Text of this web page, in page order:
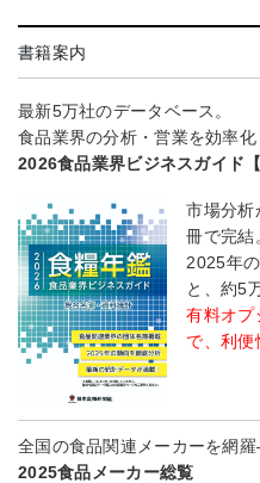
書籍案内
最新5万社のデータベース。
食品業界の分析・営業を効率化
2026食品業界ビジネスガイド【
市場分析
冊で完結
2025年
と、約5
有料オプ
で、利便
全国の食品関連メーカーを網
2025食品メーカー総覧